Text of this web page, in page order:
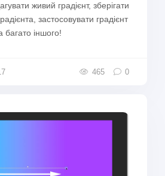
живий градієнт, зберігати
застосовувати градієнт
багато іншого!
465 0